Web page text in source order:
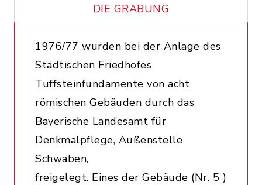
DIE GRABUNG
1976/77 wurden bei der Anlage des
Städtischen Friedhofes
Tuffsteinfundamente von acht
römischen Gebäuden durch das
Bayerische Landesamt für
Denkmalpflege, Außenstelle
Schwaben,
freigelegt. Eines der Gebäude (Nr. 5 )